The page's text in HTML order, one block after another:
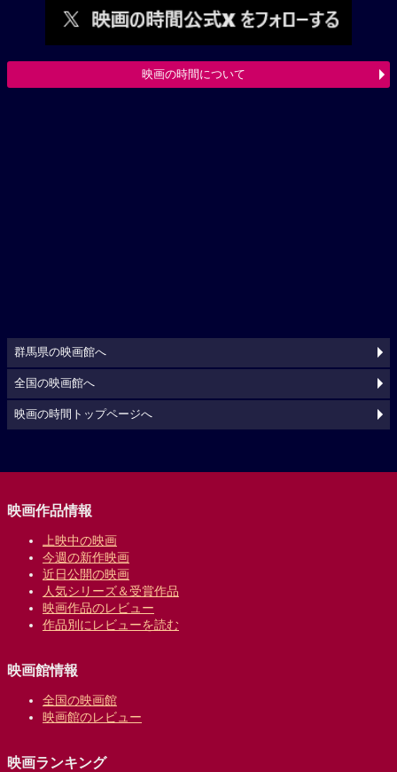
映画の時間について
群馬県の映画館へ
全国の映画館へ
映画の時間トップページへ
映画作品情報
上映中の映画
今週の新作映画
近日公開の映画
人気シリーズ＆受賞作品
映画作品のレビュー
作品別にレビューを読む
映画館情報
全国の映画館
映画館のレビュー
映画ランキング